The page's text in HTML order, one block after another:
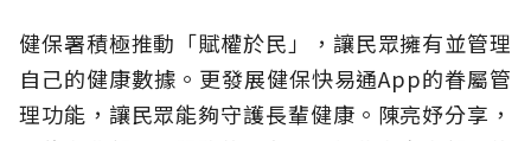
健保署積極推動「賦權於民」，讓民眾擁有並管理
自己的健康數據。更發展健保快易通App的眷屬管
理功能，讓民眾能夠守護長輩健康。陳亮妤分享，